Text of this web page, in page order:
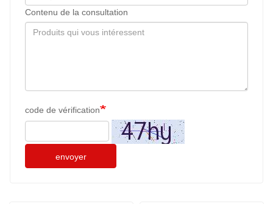
Contenu de la consultation
code de vérification
envoyer